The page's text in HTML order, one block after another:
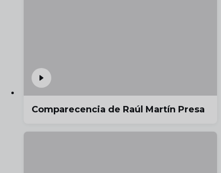
Comparecencia de Raúl Martín Presa